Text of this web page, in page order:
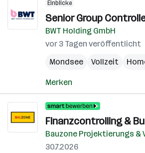
Einblicke
Senior Group
BWT Holding GmbH
vor 3 Tagen veröffentlicht
Mondsee
Vollzeit
Merken
Finanzcontrolling &
Bauzone Projektierungs &
30.7.2026